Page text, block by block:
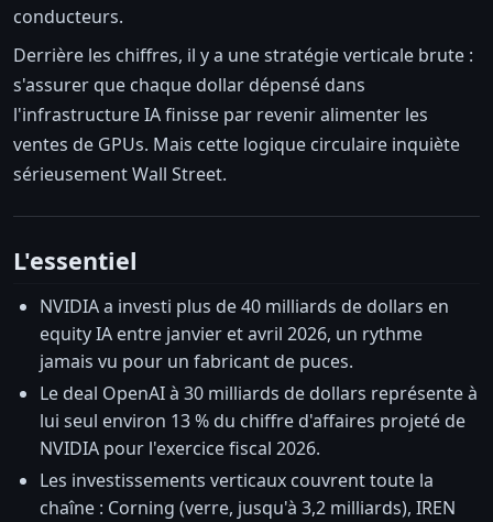
conducteurs.
Derrière les chiffres, il y a une stratégie verticale brute :
s'assurer que chaque dollar dépensé dans
l'infrastructure IA finisse par revenir alimenter les
ventes de GPUs. Mais cette logique circulaire inquiète
sérieusement Wall Street.
L'essentiel
NVIDIA a investi plus de 40 milliards de dollars en
equity IA entre janvier et avril 2026, un rythme
jamais vu pour un fabricant de puces.
Le deal OpenAI à 30 milliards de dollars représente à
lui seul environ 13 % du chiffre d'affaires projeté de
NVIDIA pour l'exercice fiscal 2026.
Les investissements verticaux couvrent toute la
chaîne : Corning (verre, jusqu'à 3,2 milliards), IREN